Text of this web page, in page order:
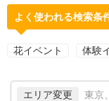
よく使われる検索条
花イベント 体験
エリア変更 東京